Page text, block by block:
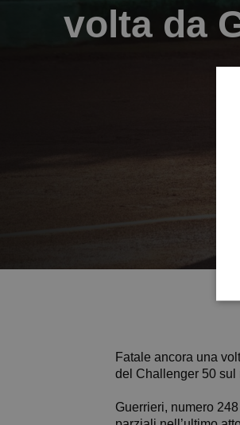
volta da
Fatale ancora una
del Challenger 50 sul
Guerrieri, numero